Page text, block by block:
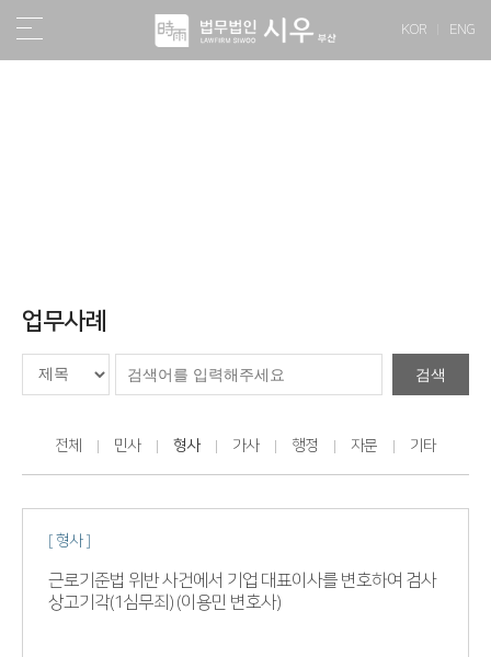
KOR ENG
업무사례
검색
전체 민사 형사 가사 행정 자문 기타
[ 형사 ]
근로기준법 위반 사건에서 기업 대표이사를 변호하여 검사
상고기각(1심무죄) (이용민 변호사)